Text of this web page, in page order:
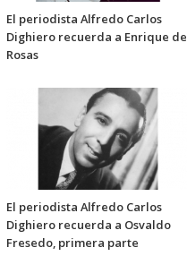
El periodista Alfredo Carlos
Dighiero recuerda a Enrique de
Rosas
El periodista Alfredo Carlos
Dighiero recuerda a Osvaldo
Fresedo, primera parte